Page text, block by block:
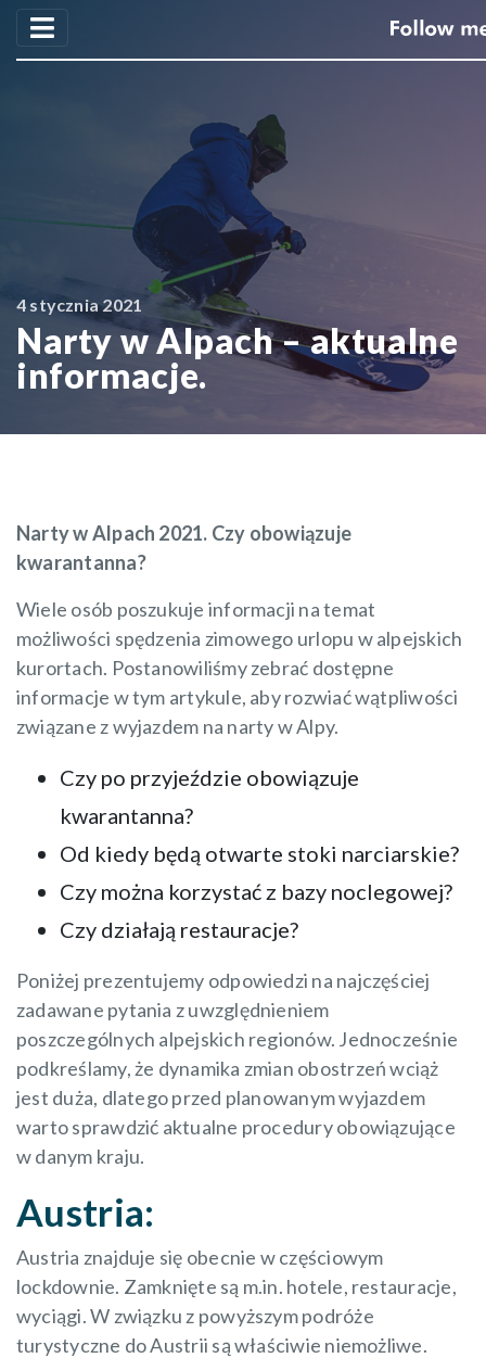
4 stycznia 2021
Narty w Alpach – aktualne
informacje.
Narty w Alpach 2021. Czy obowiązuje
kwarantanna?
Wiele osób poszukuje informacji na temat
możliwości spędzenia zimowego urlopu w alpejskich
kurortach. Postanowiliśmy zebrać dostępne
informacje w tym artykule, aby rozwiać wątpliwości
związane z wyjazdem na narty w Alpy.
Czy po przyjeździe obowiązuje
kwarantanna?
Od kiedy będą otwarte stoki narciarskie?
Czy można korzystać z bazy noclegowej?
Czy działają restauracje?
Poniżej prezentujemy odpowiedzi na najczęściej
zadawane pytania z uwzględnieniem
poszczególnych alpejskich regionów. Jednocześnie
podkreślamy, że dynamika zmian obostrzeń wciąż
jest duża, dlatego przed planowanym wyjazdem
warto sprawdzić aktualne procedury obowiązujące
w danym kraju.
Austria:
Austria znajduje się obecnie w częściowym
lockdownie. Zamknięte są m.in. hotele, restauracje,
wyciągi. W związku z powyższym podróże
turystyczne do Austrii są właściwie niemożliwe.